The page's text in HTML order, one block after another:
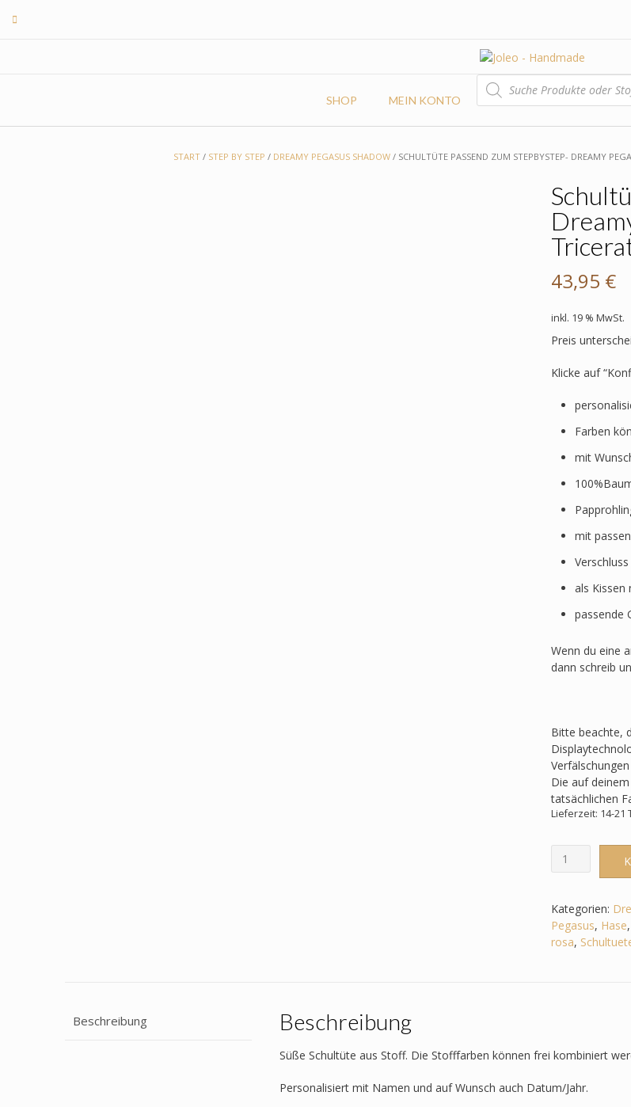
SHOP MEIN KONTO
PRODUCTS
SEARCH
START / STEP BY STEP / DREAMY PEGASUS SHADOW / SCHULTÜTE PASSEND ZUM STEPBYSTEP- DREAMY
43,95 €
inkl. 19 % MwSt.
Preis
Klicke auf
Farben
mit
mit
als Kissen
passende
Wenn du eine
dann schreib
Bitte beachte,
Die auf
tatsächlichen
Lieferzeit: 14-21
Schultüte
StepbyStep-
Dreamy
Pegasus
Shadow–
Rex
Langhalsdino
Kategorien:
Pegasus, Hase,
rosa,
Beschreibung Beschreibung
Süße Schultüte aus Stoff. Die Stofffarben können frei kombiniert
Personalisiert mit Namen und auf Wunsch auch Datum/Jahr.